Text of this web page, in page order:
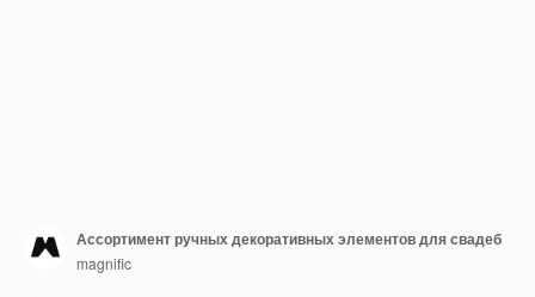
Ассортимент ручных декоративных элементов для свадеб
magnific